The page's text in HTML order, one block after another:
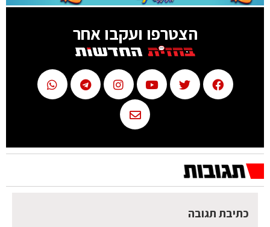
הצטרפו ועקבו אחר
כתיבת תגובה